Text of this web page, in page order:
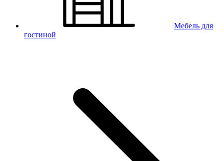
Мебель для
гостиной